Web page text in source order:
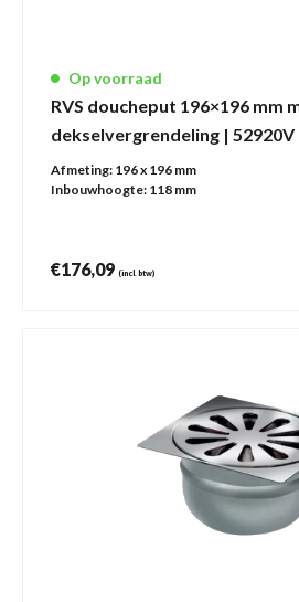
Op voorraad
RVS doucheput 196×196 mm
dekselvergrendeling | 52920V
Afmeting: 196 x 196 mm
Inbouwhoogte: 118 mm
€176,09 (incl. btw)